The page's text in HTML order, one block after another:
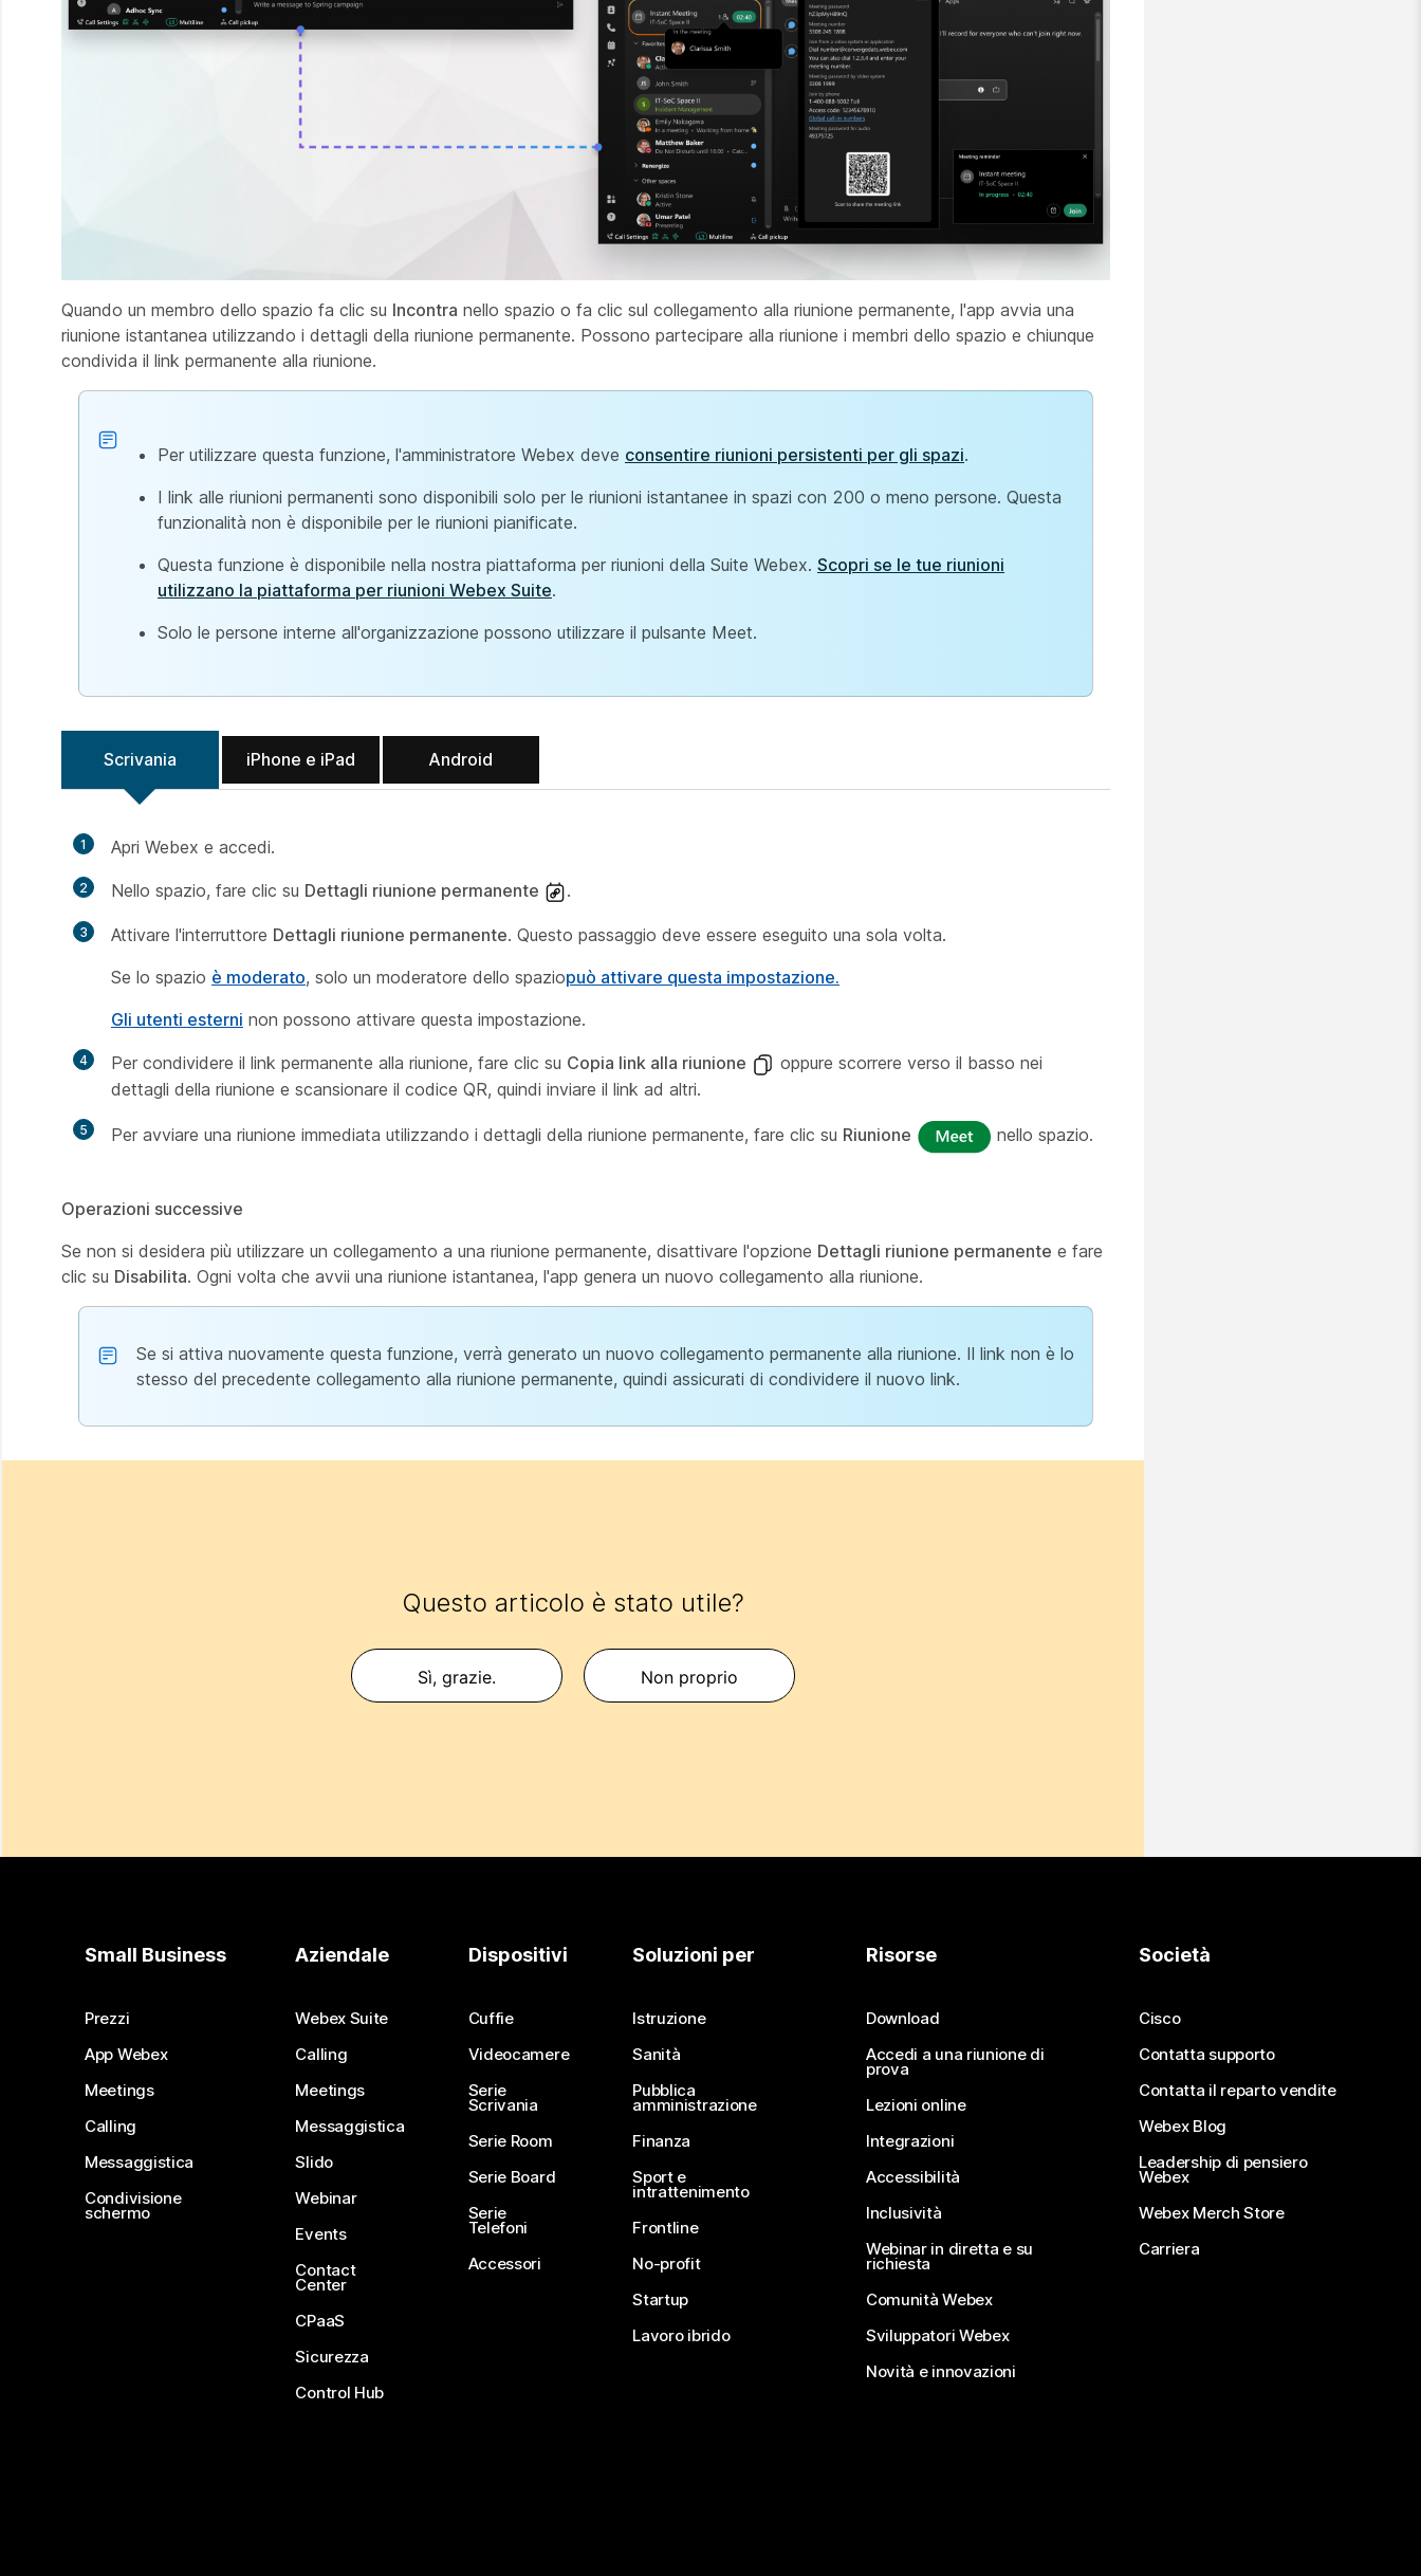
Quando un membro dello spazio fa clic su Incontra nello spazio o fa clic sul collegamento alla riunione permanente, l'app avvia una
riunione istantanea utilizzando i dettagli della riunione permanente. Possono partecipare alla riunione i membri dello spazio e chiunque
condivida il link permanente alla riunione.
Per utilizzare questa funzione, l'amministratore Webex deve consentire riunioni persistenti per gli spazi.
I link alle riunioni permanenti sono disponibili solo per le riunioni istantanee in spazi con 200 o meno persone. Questa
funzionalità non è disponibile per le riunioni pianificate.
Questa funzione è disponibile nella nostra piattaforma per riunioni della Suite Webex. Scopri se le tue riunioni
utilizzano la piattaforma per riunioni Webex Suite.
Solo le persone interne all'organizzazione possono utilizzare il pulsante Meet.
Scrivania iPhone e iPad Android
1 Apri Webex e accedi.
2 Nello spazio, fare clic su Dettagli riunione permanente .
3 Attivare l'interruttore Dettagli riunione permanente. Questo passaggio deve essere eseguito una sola volta.
Se lo spazio è moderato, solo un moderatore dello spaziopuò attivare questa impostazione.
Gli utenti esterni non possono attivare questa impostazione.
4 Per condividere il link permanente alla riunione, fare clic su Copia link alla riunione
oppure scorrere verso il basso nei
dettagli della riunione e scansionare il codice QR, quindi inviare il link ad altri.
5 Per avviare una riunione immediata utilizzando i dettagli della riunione permanente, fare clic su Riunione nello spazio.
Operazioni successive
Se non si desidera più utilizzare un collegamento a una riunione permanente, disattivare l'opzione Dettagli riunione permanente e fare
clic su Disabilita. Ogni volta che avvii una riunione istantanea, l'app genera un nuovo collegamento alla riunione.
Se si attiva nuovamente questa funzione, verrà generato un nuovo collegamento permanente alla riunione. Il link non è lo
stesso del precedente collegamento alla riunione permanente, quindi assicurati di condividere il nuovo link.
Questo articolo è stato utile?
Sì, grazie. Non proprio
Small Business
Prezzi
App Webex
Meetings
Calling
Messaggistica
Condivisione
schermo
Aziendale
Webex Suite
Calling
Meetings
Messaggistica
Slido
Webinar
Events
Contact
Center
CPaaS
Sicurezza
Control Hub
Dispositivi
Cuffie
Videocamere
Serie
Scrivania
Serie Room
Serie Board
Serie
Telefoni
Accessori
Soluzioni per
Istruzione
Sanità
Pubblica
amministrazione
Finanza
Sport e
intrattenimento
Frontline
No-profit
Startup
Lavoro ibrido
Risorse
Download
Accedi a una riunione di
prova
Lezioni online
Integrazioni
Accessibilità
Inclusività
Webinar in diretta e su
richiesta
Comunità Webex
Sviluppatori Webex
Novità e innovazioni
Società
Cisco
Contatta supporto
Contatta il reparto vendite
Webex Blog
Leadership di pensiero
Webex
Webex Merch Store
Carriera